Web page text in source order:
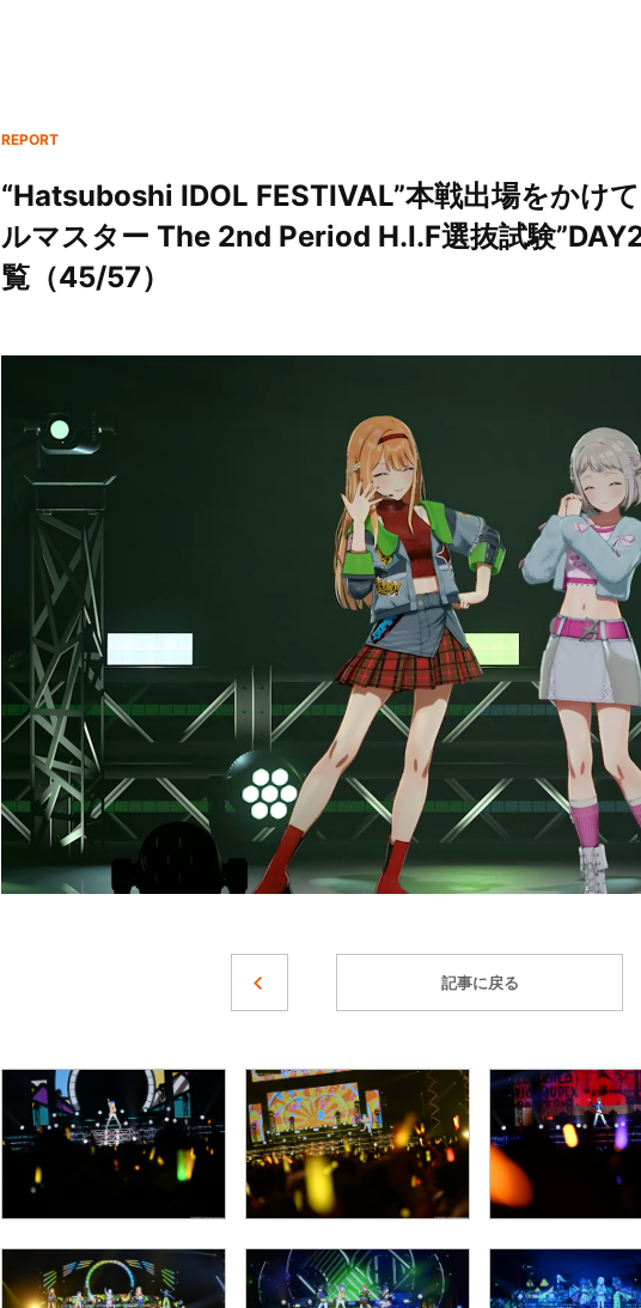
REPORT
“Hatsuboshi IDOL FESTIVAL”本戦出場をかけ
ルマスター The 2nd Period H.I.F選抜試験
覧（45/57）
記事に戻る